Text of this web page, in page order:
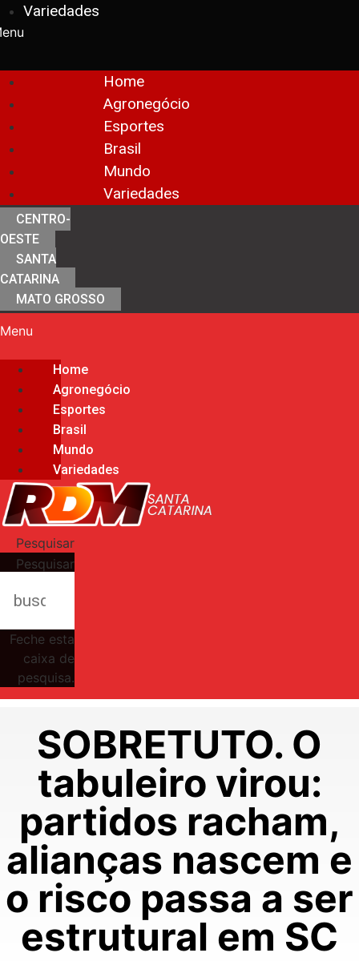
Variedades
Home
Agronegócio
Esportes
Brasil
Mundo
Variedades
CENTRO-
OESTE
SANTA
CATARINA
MATO GROSSO
Menu
Home
Agronegócio
Esportes
Brasil
Mundo
Variedades
Pesquisar
Pesquisar
Feche esta
caixa de
pesquisa.
SOBRETUTO. O
tabuleiro virou:
partidos racham,
alianças nascem e
o risco passa a ser
estrutural em SC